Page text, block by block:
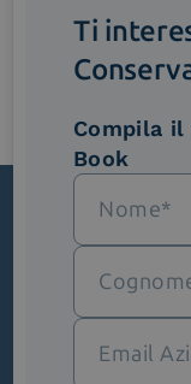
Iscriviti
Novità,
Scopri
Ti
Compila il
Book